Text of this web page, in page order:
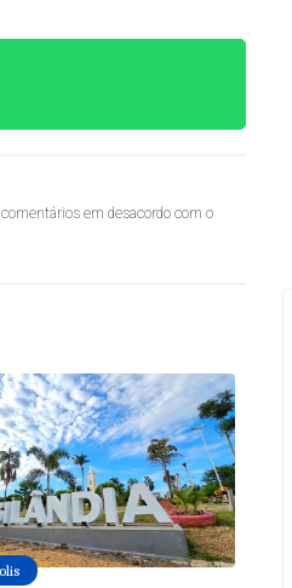
em desacordo com o